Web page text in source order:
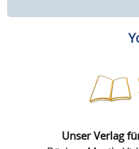
Unser Verlag